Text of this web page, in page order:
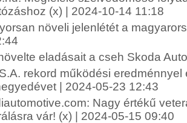
(x) | 2024-10-14 11:18
növeli jelenlétét a
eladásait a cseh Skoda
rekord működési
| 2024-05-23 12:43
Nagy értékű
vár! (x) | 2024-05-15 09:40